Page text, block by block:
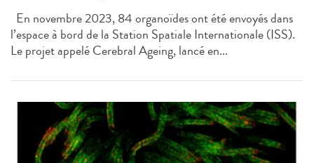
En novembre 2023, 84 organoïdes ont été envoyés dans
l’espace à bord de la Station Spatiale Internationale (ISS).
Le projet appelé Cerebral Ageing, lancé en...